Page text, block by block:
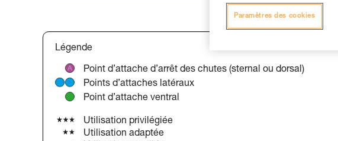
Légende
Point d’attache d’arrêt des chutes (sternal ou dorsal)
Points d’attaches latéraux
Point d’attache ventral
Utilisation privilégiée
Utilisation adaptée
Paramètres des cookies